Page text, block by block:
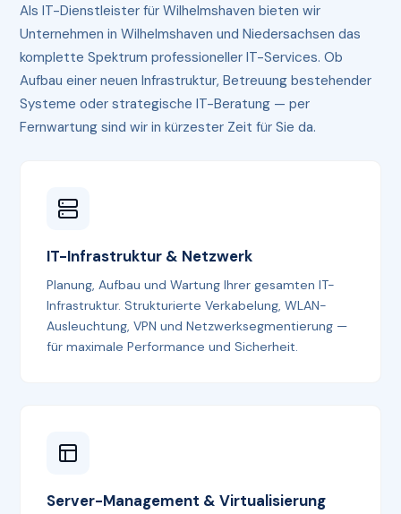
Als IT-Dienstleister für Wilhelmshaven bieten wir
Unternehmen in Wilhelmshaven und Niedersachsen das
komplette Spektrum professioneller IT-Services. Ob
Aufbau einer neuen Infrastruktur, Betreuung bestehender
Systeme oder strategische IT-Beratung — per
Fernwartung sind wir in kürzester Zeit für Sie da.
IT-Infrastruktur & Netzwerk
Planung, Aufbau und Wartung Ihrer gesamten IT-
Infrastruktur. Strukturierte Verkabelung, WLAN-
Ausleuchtung, VPN und Netzwerksegmentierung —
für maximale Performance und Sicherheit.
Server-Management & Virtualisierung